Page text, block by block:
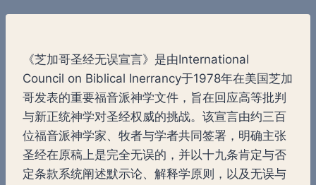
《芝加哥圣经无误宣言》是由International
Council on Biblical Inerrancy于1978年在美国芝加
哥发表的重要福音派神学文件，旨在回应高等批判
与新正统神学对圣经权威的挑战。该宣言由约三百
位福音派神学家、牧者与学者共同签署，明确主张
圣经在原稿上是完全无误的，并以十九条肯定与否
定条款系统阐述默示论、解释学原则，以及无误与